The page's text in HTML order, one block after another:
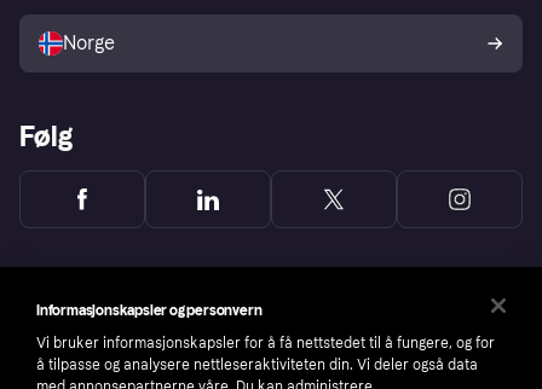
Norge
Følg
Informasjonskapsler og personvern
Vi bruker informasjonskapsler for å få nettstedet til å fungere, og for
å tilpasse og analysere nettleseraktiviteten din. Vi deler også data